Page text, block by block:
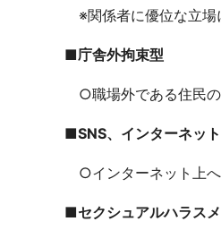
※関係者に優位な立場
■庁舎外拘束型
○職場外である住民の
■SNS、インターネッ
○インターネット上
■セクシュアルハラス